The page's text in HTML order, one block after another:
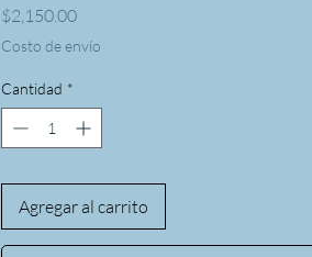
$2,150.00Precio
Costo de envío
Cantidad *
Agregar al carrito